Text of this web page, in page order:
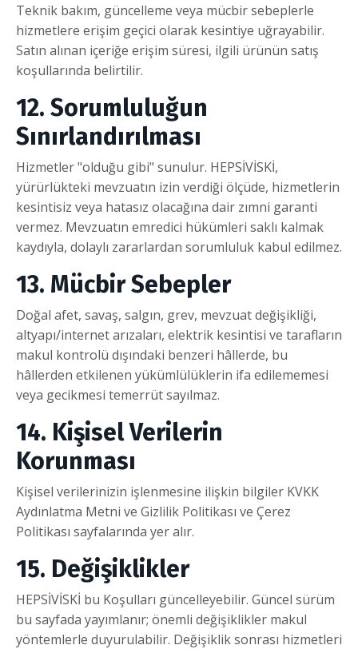
Teknik bakım, güncelleme veya mücbir sebeplerle
hizmetlere erişim geçici olarak kesintiye uğrayabilir.
Satın alınan içeriğe erişim süresi, ilgili ürünün satış
koşullarında belirtilir.
12. Sorumluluğun
Sınırlandırılması
Hizmetler "olduğu gibi" sunulur. HEPSİVİSKİ,
yürürlükteki mevzuatın izin verdiği ölçüde, hizmetlerin
kesintisiz veya hatasız olacağına dair zımni garanti
vermez. Mevzuatın emredici hükümleri saklı kalmak
kaydıyla, dolaylı zararlardan sorumluluk kabul edilmez.
13. Mücbir Sebepler
Doğal afet, savaş, salgın, grev, mevzuat değişikliği,
altyapı/internet arızaları, elektrik kesintisi ve tarafların
makul kontrolü dışındaki benzeri hâllerde, bu
hâllerden etkilenen yükümlülüklerin ifa edilememesi
veya gecikmesi temerrüt sayılmaz.
14. Kişisel Verilerin
Korunması
Kişisel verilerinizin işlenmesine ilişkin bilgiler KVKK
Aydınlatma Metni ve Gizlilik Politikası ve Çerez
Politikası sayfalarında yer alır.
15. Değişiklikler
HEPSİVİSKİ bu Koşulları güncelleyebilir. Güncel sürüm
bu sayfada yayımlanır; önemli değişiklikler makul
yöntemlerle duyurulabilir. Değişiklik sonrası hizmetleri